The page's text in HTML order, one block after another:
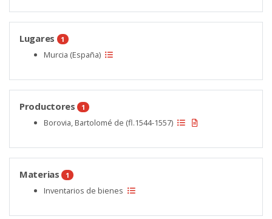
Lugares 1
Murcia (España)
Productores 1
Borovia, Bartolomé de (fl.1544-1557)
Materias 1
Inventarios de bienes